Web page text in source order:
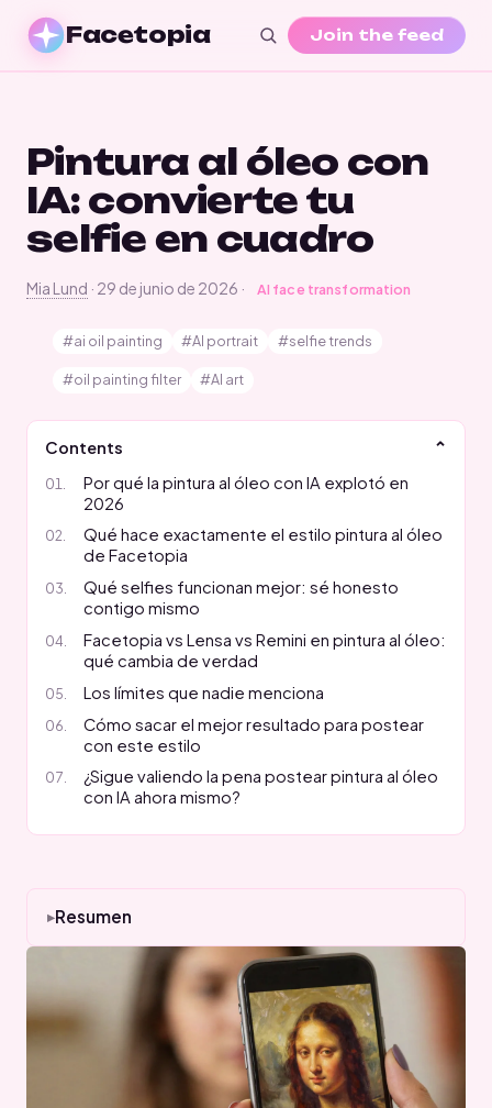
Pintura al óleo con
IA: convierte tu
selfie en cuadro
Mia Lund · 29 de junio de 2026 · AI face transformation
#ai oil painting #AI portrait #selfie trends
#oil painting filter #AI art
Resumen
Contents
Por qué la pintura al óleo con IA explotó en
2026
Qué hace exactamente el estilo pintura al óleo
de Facetopia
Qué selfies funcionan mejor: sé honesto
contigo mismo
Facetopia vs Lensa vs Remini en pintura al óleo:
qué cambia de verdad
Los límites que nadie menciona
Cómo sacar el mejor resultado para postear
con este estilo
¿Sigue valiendo la pena postear pintura al óleo
con IA ahora mismo?
Facetopia Join the feed